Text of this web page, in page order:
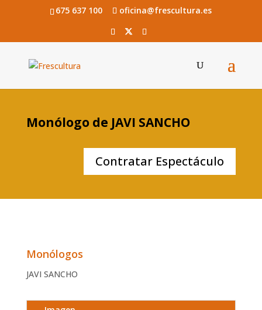
675 637 100 oficina@frescultura.es
Monólogo de JAVI SANCHO
Contratar Espectáculo
Monólogos
JAVI SANCHO